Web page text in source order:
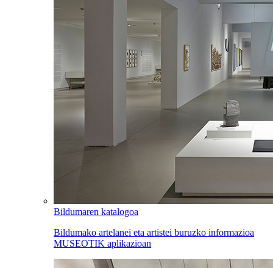
Bildumaren katalogoa
Bildumako artelanei eta artistei buruzko informazioa
MUSEOTIK aplikazioan